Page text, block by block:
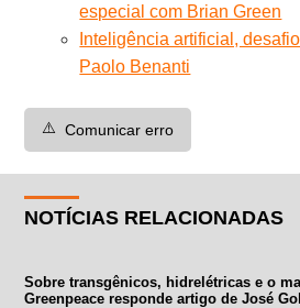
especial com Brian Green
Inteligência artificial,
Paolo Benanti
⚠️ Comunicar erro
NOTÍCIAS RELACIONADAS
Sobre transgênicos, hidrelétricas e o
Greenpeace responde artigo de José